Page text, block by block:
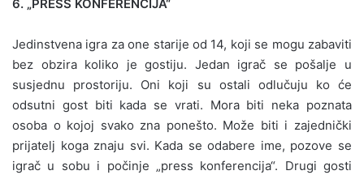
6. „PRESS KONFERENCIJA“
Jedinstvena igra za one starije od 14, koji se mogu zabaviti
bez obzira koliko je gostiju. Jedan igrač se pošalje u
susjednu prostoriju. Oni koji su ostali odlučuju ko će
odsutni gost biti kada se vrati. Mora biti neka poznata
osoba o kojoj svako zna ponešto. Može biti i zajednički
prijatelj koga znaju svi. Kada se odabere ime, pozove se
igrač u sobu i počinje „press konferencija“. Drugi gosti